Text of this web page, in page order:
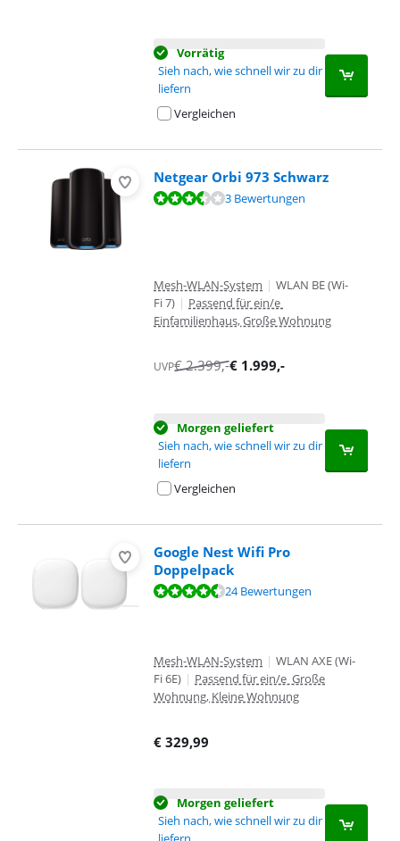
Vorrätig
Sieh nach, wie schnell wir zu dir
liefern
Vergleichen
Netgear Orbi 973 Schwarz
Bewertet mit 7,3 von 10, basierend auf 3 Bewertungen.
3 Bewertungen
Mesh-WLAN-System | WLAN BE (Wi-
Fi 7) | Passend für ein/e
Einfamilienhaus, Große Wohnung
UVP€2.399,-€ 1.999,-
Morgen geliefert
Sieh nach, wie schnell wir zu dir
liefern
Vergleichen
Google Nest Wifi Pro
Doppelpack
Bewertet mit 8,5 von 10, basierend auf 24 Bewertungen.
24 Bewertungen
Mesh-WLAN-System | WLAN AXE (Wi-
Fi 6E) | Passend für ein/e Große
Wohnung, Kleine Wohnung
€ 329,99
Morgen geliefert
Sieh nach, wie schnell wir zu dir